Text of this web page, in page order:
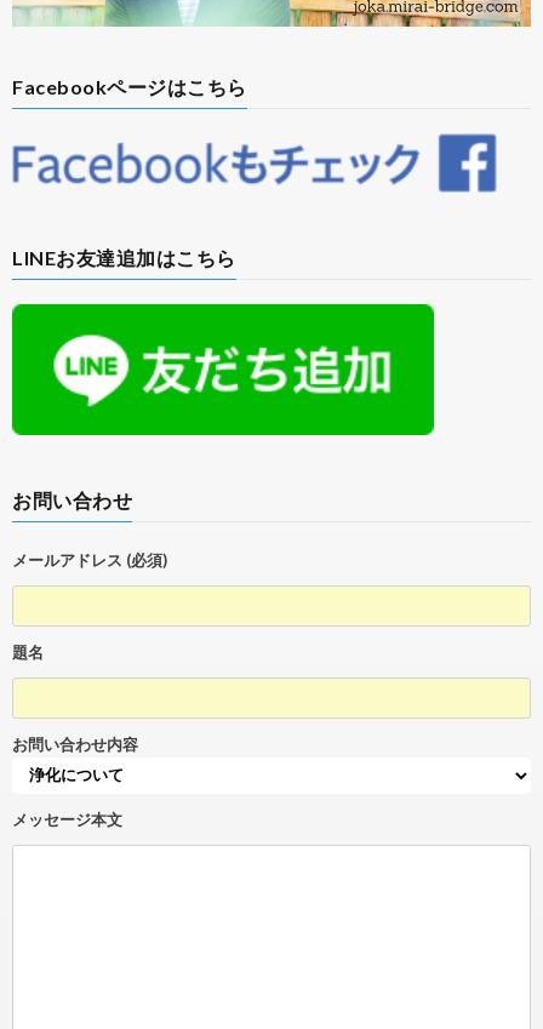
Facebookページはこちら
LINEお友達追加はこちら
お問い合わせ
メールアドレス (必須)
題名
お問い合わせ内容
メッセージ本文